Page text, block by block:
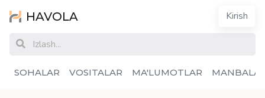
HAVOLA Kirish
SOHALAR VOSITALAR MA'LUMOTLAR